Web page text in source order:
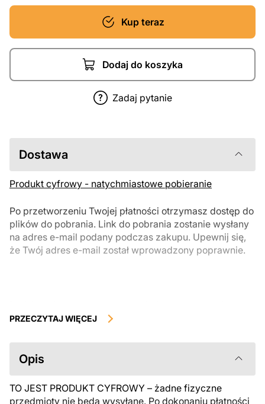
Kup teraz
Dodaj do koszyka
Zadaj pytanie
Dostawa
Produkt cyfrowy - natychmiastowe pobieranie
Po przetworzeniu Twojej płatności otrzymasz dostęp do
plików do pobrania. Link do pobrania zostanie wysłany
na adres e-mail podany podczas zakupu. Upewnij się,
że Twój adres e-mail został wprowadzony poprawnie.
podlegają zwrotowi ani wymianie po ich pobraniu. Zalecamy
przed zakupem. Jeśli masz jakiekolwiek problemy z zamówieniem,
skontaktuj się bezpośrednio ze sprzedawcą.
PRZECZYTAJ WIĘCEJ
Opis
TO JEST PRODUKT CYFROWY – żadne fizyczne
przedmioty nie będą wysyłane. Po dokonaniu płatności